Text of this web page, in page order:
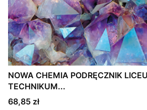
NOWA CHEMIA PODRĘCZNIK
TECHNIKUM...
Cena
68,85 zł